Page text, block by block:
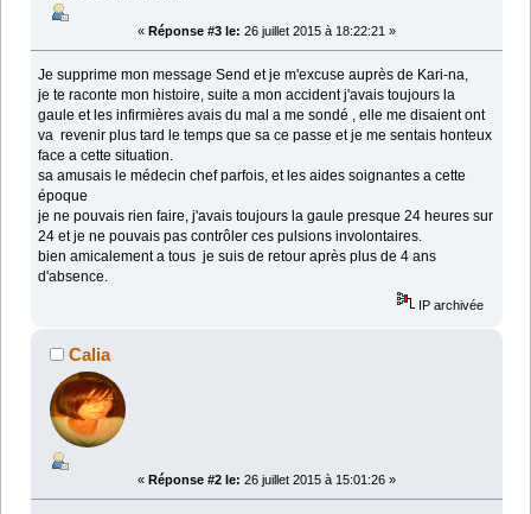
« Réponse #3 le: 26 juillet 2015 à 18:22:21 »
Je supprime mon message Send et je m'excuse auprès de Kari-na,
je te raconte mon histoire, suite a mon accident j'avais toujours la
gaule et les infirmières avais du mal a me sondé , elle me disaient ont
va revenir plus tard le temps que sa ce passe et je me sentais honteux
face a cette situation.
sa amusais le médecin chef parfois, et les aides soignantes a cette
époque
je ne pouvais rien faire, j'avais toujours la gaule presque 24 heures sur
24 et je ne pouvais pas contrôler ces pulsions involontaires.
bien amicalement a tous je suis de retour après plus de 4 ans
d'absence.
IP archivée
Calia
« Réponse #2 le: 26 juillet 2015 à 15:01:26 »